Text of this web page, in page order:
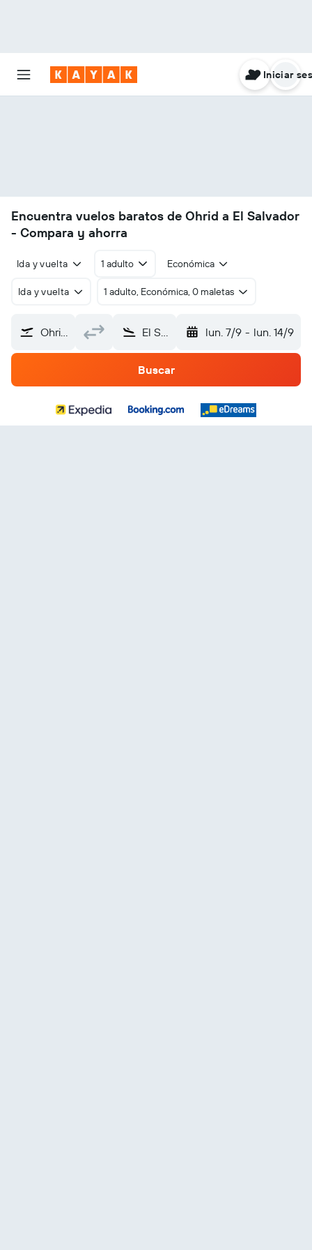
Iniciar
Encuentra vuelos baratos de Ohrid a El Salvador
- Compara y ahorra
Ida y vuelta 1 adulto Económica
Ida y vuelta 1 adulto, Económica, 0 maletas
Ohrid (OHD) El Salvador lun. 7/9 - lun. 14/9
Buscar